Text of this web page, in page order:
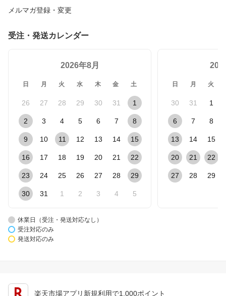
メルマガ登録・変更
受注・発送カレンダー
2026年8月
日 月 火 水 木 金 土
26 27 28 29 30 31 1
2 3 4 5 6 7 8
9 10 11 12 13 14 15
16 17 18 19 20 21 22
23 24 25 26 27 28 29
30 31 1 2 3 4 5
日 月 火
30 31 1
6 7 8
13 14 15
20 21 22
27 28 29
休業日（受注・発送対応なし）
受注対応のみ
発送対応のみ
楽天市場アプリ新規利用で1,000ポイント